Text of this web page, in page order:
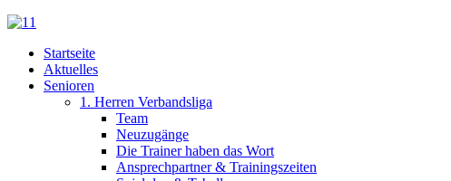
Startseite
Aktuelles
Senioren
1. Herren Verbandsliga
Team
Neuzugänge
Die Trainer haben das Wort
Ansprechpartner & Trainingszeiten